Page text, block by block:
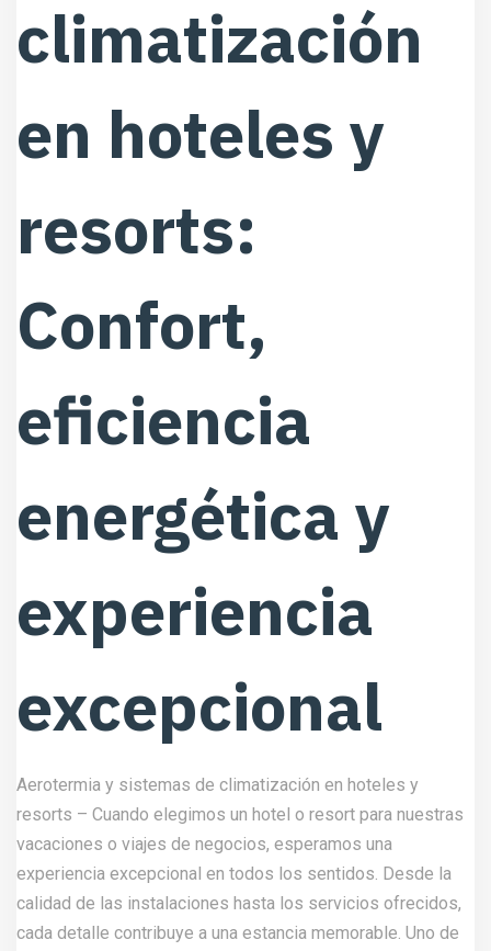
climatización
en hoteles y
resorts:
Confort,
eficiencia
energética y
experiencia
excepcional
Aerotermia y sistemas de climatización en hoteles y
resorts – Cuando elegimos un hotel o resort para nuestras
vacaciones o viajes de negocios, esperamos una
experiencia excepcional en todos los sentidos. Desde la
calidad de las instalaciones hasta los servicios ofrecidos,
cada detalle contribuye a una estancia memorable. Uno de